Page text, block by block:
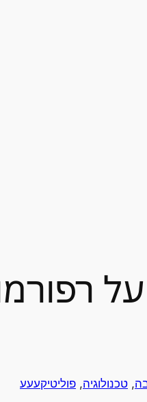
, טכנולוגיה, פוליטיקעעע